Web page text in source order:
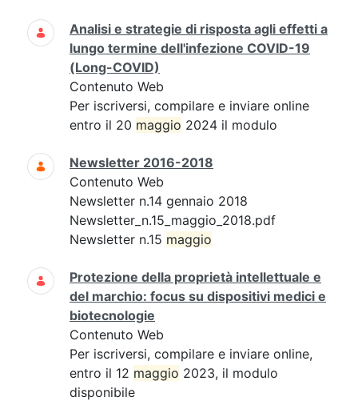
Analisi e strategie di risposta agli effetti a
lungo termine dell'infezione COVID-19
(Long-COVID)
Contenuto Web
Per iscriversi, compilare e inviare online
entro il 20 maggio 2024 il modulo
Newsletter 2016-2018
Contenuto Web
Newsletter n.14 gennaio 2018
Newsletter_n.15_maggio_2018.pdf
Newsletter n.15 maggio
Protezione della proprietà intellettuale e
del marchio: focus su dispositivi medici e
biotecnologie
Contenuto Web
Per iscriversi, compilare e inviare online,
entro il 12 maggio 2023, il modulo
disponibile